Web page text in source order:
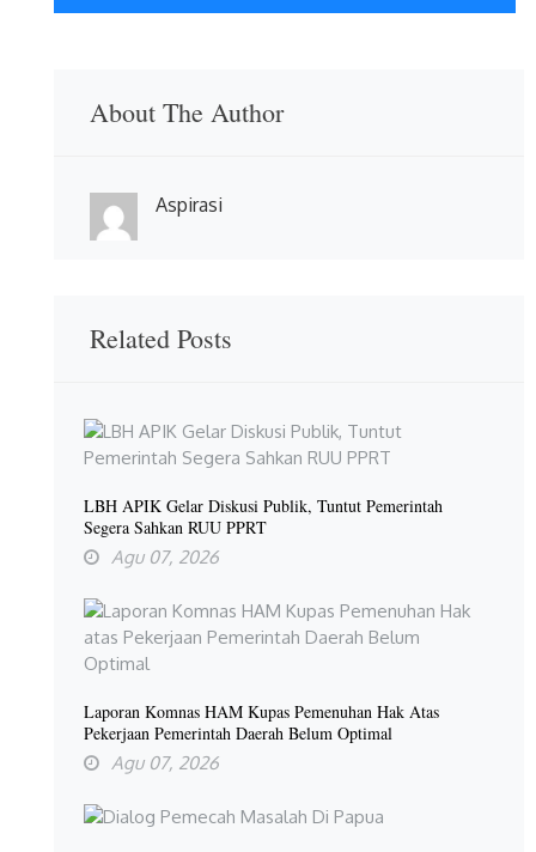
About The Author
Aspirasi
Related Posts
LBH APIK Gelar Diskusi Publik, Tuntut Pemerintah
Segera Sahkan RUU PPRT
Agu 07, 2026
Laporan Komnas HAM Kupas Pemenuhan Hak Atas
Pekerjaan Pemerintah Daerah Belum Optimal
Agu 07, 2026